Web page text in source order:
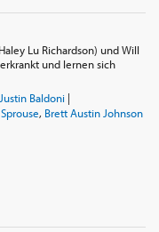
Lu Richardson) und Will
und lernen sich
Justin Baldoni|
, Brett Austin Johnson